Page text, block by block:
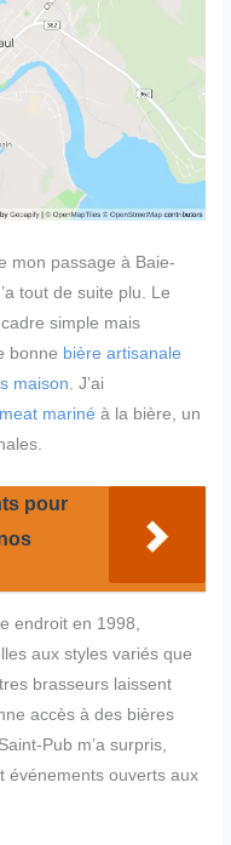
mon passage à Baie-
tout de suite plu. Le
simple mais
bonne bière artisanale
maison. J’ai
mariné à la bière, un
pour
endroit en 1998,
aux styles variés que
brasseurs laissent
accès à des bières
Pub m’a surpris,
événements ouverts aux